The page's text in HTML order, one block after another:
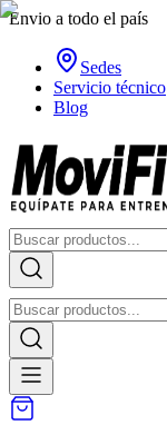
Envio a todo el país
Sedes
Servicio técnico
Blog